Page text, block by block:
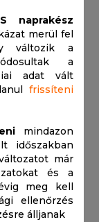
naprakész
merül fel
változik a
a
adat vált
frissíteni
mindazon
időszakban
már
és a
meg kell
ellenőrzés
álljanak